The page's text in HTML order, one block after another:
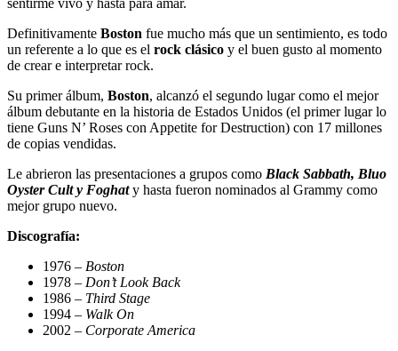
Definitivamente Boston fue mucho más que un sentimiento, es todo
un referente a lo que es el rock clásico y el buen gusto al momento
de crear e interpretar rock.
Su primer álbum, Boston, alcanzó el segundo lugar como el mejor
álbum debutante en la historia de Estados Unidos (el primer lugar lo
tiene Guns N’ Roses con Appetite for Destruction) con 17 millones
de copias vendidas.
Le abrieron las presentaciones a grupos como Black Sabbath, Bluo
Oyster Cult y Foghat y hasta fueron nominados al Grammy como
mejor grupo nuevo.
Discografía:
1976 – Boston
1978 – Don’t Look Back
1986 – Third Stage
1994 – Walk On
2002 – Corporate America